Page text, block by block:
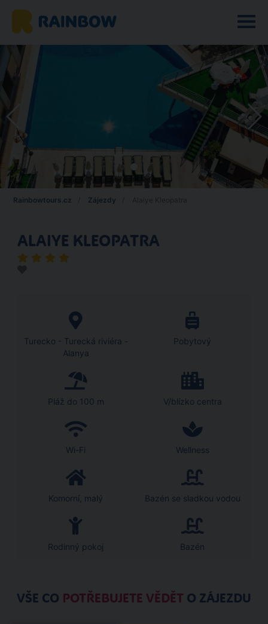
Rainbowtours.cz Zájezdy
ALAIYE KLEOPATRA
Turecko - Turecká riviéra -
Alanya
Pobytový
Pláž do 100 m V/blízko centra
Wi-Fi Wellness
Komorní, malý Bazén se sladkou vodou
Rodinný pokoj Bazén
VŠE CO POTŘEBUJETE VĚDĚT O ZÁJEZDU